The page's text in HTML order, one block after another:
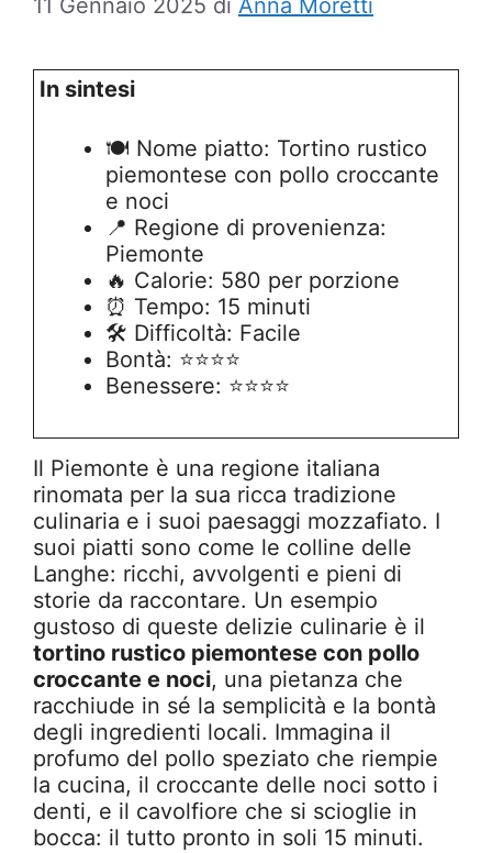
11 Gennaio 2025 di Anna Moretti
In sintesi
🍽️ Nome piatto: Tortino rustico
piemontese con pollo croccante
e noci
📍 Regione di provenienza:
Piemonte
🔥 Calorie: 580 per porzione
⏰ Tempo: 15 minuti
🛠️ Difficoltà: Facile
Bontà: ⭐⭐⭐⭐
Benessere: ⭐⭐⭐⭐
Il Piemonte è una regione italiana
rinomata per la sua ricca tradizione
culinaria e i suoi paesaggi mozzafiato. I
suoi piatti sono come le colline delle
Langhe: ricchi, avvolgenti e pieni di
storie da raccontare. Un esempio
gustoso di queste delizie culinarie è il
tortino rustico piemontese con pollo
croccante e noci, una pietanza che
racchiude in sé la semplicità e la bontà
degli ingredienti locali. Immagina il
profumo del pollo speziato che riempie
la cucina, il croccante delle noci sotto i
denti, e il cavolfiore che si scioglie in
bocca: il tutto pronto in soli 15 minuti.